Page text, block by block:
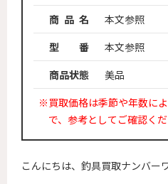
商 品 名
本文参照
型 番
本文参照
商品状態
美品
※買取価格は季節や年数に
で、参考としてご確認くだ
こんにちは、釣具買取ナンバー